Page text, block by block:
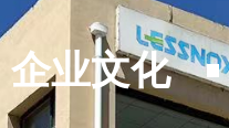
企业文化